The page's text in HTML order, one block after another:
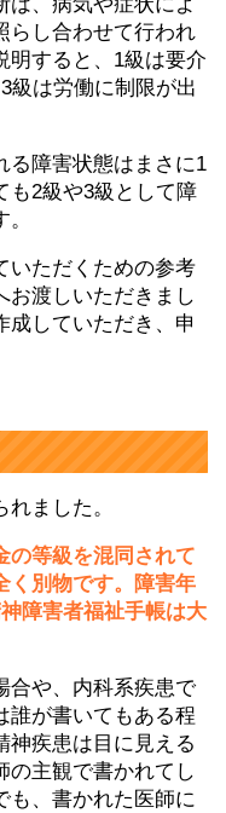
らし合わせて行われ
明すると、1級は要介
級は労働に制限が出
る障害状態はまさに1
も2級や3級として障
いただくための参考
お渡しいただきまし
成していただき、申
ました。
の等級を混同されて
く別物です。障害年
障害者福祉手帳は大
合や、内科系疾患で
誰が書いてもある程
神疾患は目に見える
の主観で書かれてし
も、書かれた医師に